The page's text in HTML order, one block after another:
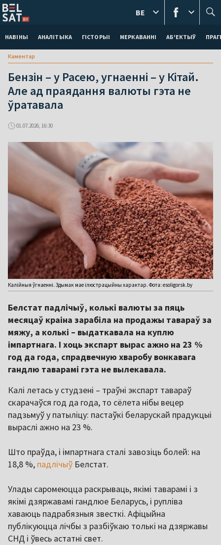
НАВІНЫ АНАЛІТЫКА ГІСТОРЫІ МЕРКАВАННI АБ'ЕКТЫЎ
BE
Каментар
Бензін – у Расею, угнаенні – у Кітай.
Але ад праядання валюты гэта не
ўратавала
01.07.2026, 16:30
Калійныя ўгнаенні. Здымак мае ілюстрацыйны характар. Фота: esoligorsk.by
Белстат падлічыў, колькі валюты за пяць
месяцаў краіна зарабіла на продажы тавараў за
мяжу, а колькі – выдаткавала на куплю
імпартнага. І хоць экспарт вырас ажно на 23 %
год да года, спрадвечную хваробу вонкавага
гандлю таварамі гэта не вылекавала.
Калі летась у студзені – траўні экспарт тавараў
скарачаўся год да года, то сёлета нібы вецер
падзьмуў у патыліцу: пастаўкі беларускай прадукцыі
выраслі ажно на 23 %.
Што праўда, і імпартнага сталі завозіць болей: на
18,8 %, падлічыў Белстат.
Улады саромеюцца раскрываць, якімі таварамі і з
якімі дзяржавамі гандлюе Беларусь, і рупліва
хаваюць падрабязныя звесткі. Афіцыйна
публікуюцца лічбы з разбіўкаю толькі на дзяржавы
СНД і ўвесь астатні свет.